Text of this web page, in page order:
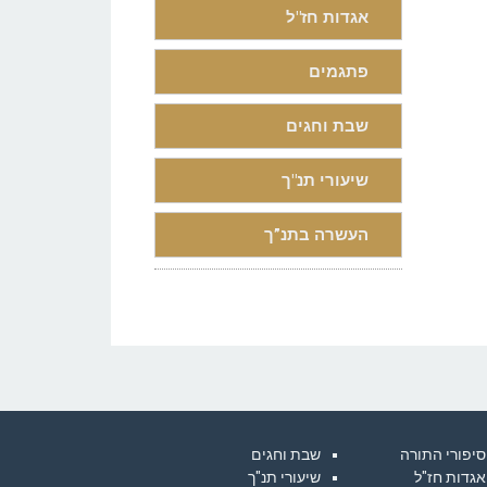
אגדות חז"ל
פתגמים
שבת וחגים
שיעורי תנ"ך
העשרה בתנ”ך
סיפורי התורה
אגדות חז"ל
שבת וחגים
שיעורי תנ"ך